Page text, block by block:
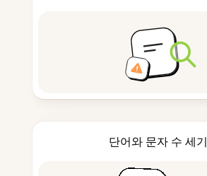
단어와 문자 수 세기